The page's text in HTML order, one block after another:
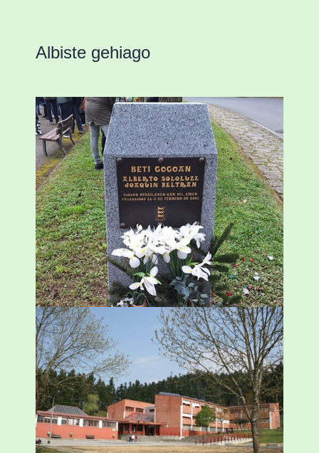
Albiste gehiago
«Azkenengo 40 urteetan Zaldibar jo zuen
ingurumen-hondamendirik larriena»
ESKUALDEA,ZALDIBAR/2024-02-06
Amorebietak eta Eusko Jaurlaritzak
Urritxen institutu berri bat eraikitzea